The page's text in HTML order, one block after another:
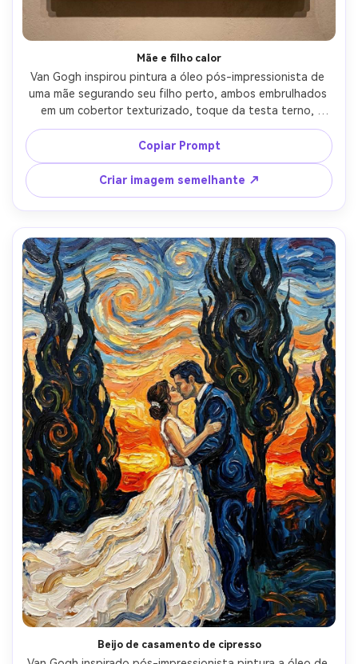
Mãe e filho calor
Van Gogh inspirou pintura a óleo pós-impressionista de
uma mãe segurando seu filho perto, ambos embrulhados
em um cobertor texturizado, toque da testa terno,
fundo de campos de cores suavemente girando e uma
lâmpada brilhante, contornos ousados, impasto grosso
no cabelo e tecido, paleta dourada e azul confortante,
calor emocional, composição de retrato de família de
qualidade obra-prima, lente de 85mm, profundidade de
campo rasa, iluminação cinematográfica suave-AR 4:5
Copiar Prompt
Criar imagem semelhante ↗
Beijo de casamento de cipresso
IA sem limites.
100% grátis!
Comece Grátis →